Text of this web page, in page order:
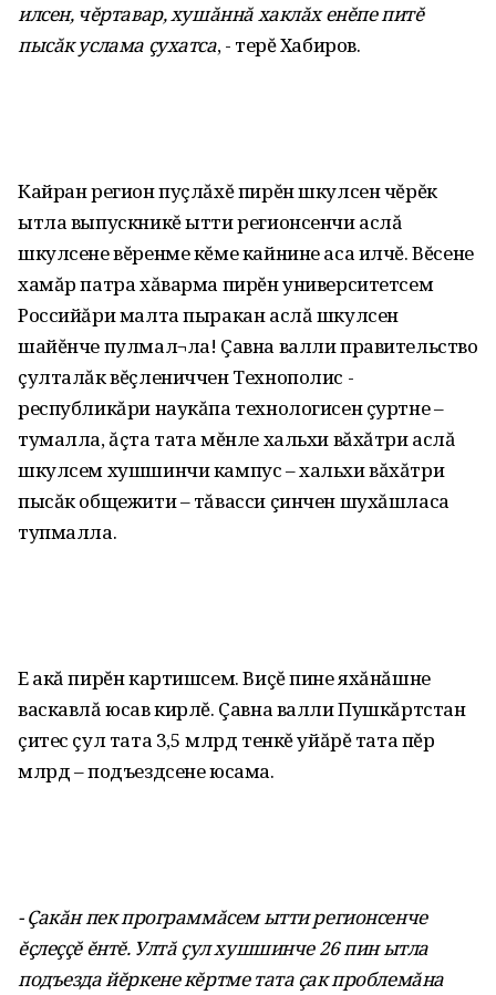
илсен, чĕртавар, хушăннă хаклăх енĕпе питĕ
пысăк услама çухатса, - терĕ Хабиров.
Кайран регион пуçлăхĕ пирĕн шкулсен чĕрĕк
ытла выпускникĕ ытти регионсенчи аслă
шкулсене вĕренме кĕме кайнине аса илчĕ. Вĕсене
хамăр патра хăварма пирĕн университетсем
Российăри малта пыракан аслă шкулсен
шайĕнче пулмал¬ла! Çавна валли правительство
çулталăк вĕçлениччен Технополис -
республикăри наукăпа технологисен çуртне –
тумалла, ăçта тата мĕнле хальхи вăхăтри аслă
шкулсем хушшинчи кампус – хальхи вăхăтри
пысăк общежити – тăвасси çинчен шухăшласа
тупмалла.
Е акă пирĕн картишсем. Виçĕ пине яхăнăшне
васкавлă юсав кирлĕ. Çавна валли Пушкăртстан
çитес çул тата 3,5 млрд тенкĕ уйăрĕ тата пĕр
млрд – подъездсене юсама.
- Çакăн пек программăсем ытти регионсенче
ĕçлеççĕ ĕнтĕ. Ултă çул хушшинче 26 пин ытла
подъезда йĕркене кĕртме тата çак проблемăна